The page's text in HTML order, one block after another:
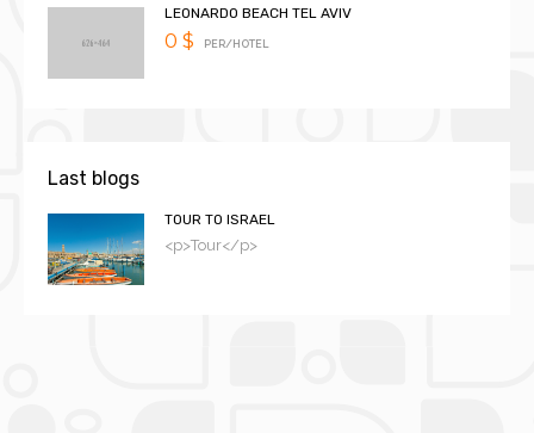
LEONARDO BEACH TEL AVIV
0 $ PER/HOTEL
Last blogs
TOUR TO ISRAEL
<p>Tour</p>